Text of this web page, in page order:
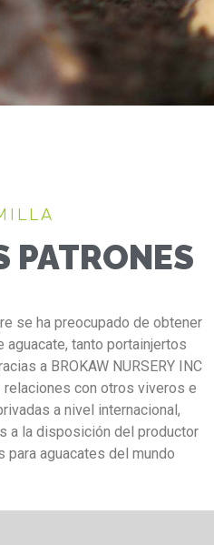
PATRONES
se ha preocupado de obtener
aguacate, tanto portainjertos
a BROKAW NURSERY INC
relaciones con otros viveros e
a nivel internacional,
a la disposición del productor
para aguacates del mundo